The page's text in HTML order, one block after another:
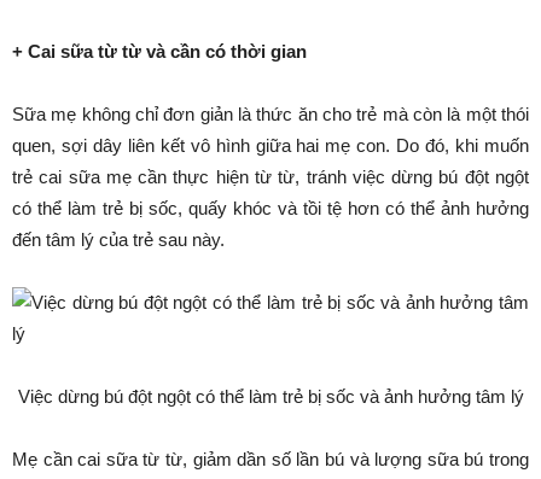
+ Cai sữa từ từ và cần có thời gian
Sữa mẹ không chỉ đơn giản là thức ăn cho trẻ mà còn là một thói
quen, sợi dây liên kết vô hình giữa hai mẹ con. Do đó, khi muốn
trẻ cai sữa mẹ cần thực hiện từ từ, tránh việc dừng bú đột ngột
có thể làm trẻ bị sốc, quấy khóc và tồi tệ hơn có thể ảnh hưởng
đến tâm lý của trẻ sau này.
Việc dừng bú đột ngột có thể làm trẻ bị sốc và ảnh hưởng tâm lý
Mẹ cần cai sữa từ từ, giảm dần số lần bú và lượng sữa bú trong